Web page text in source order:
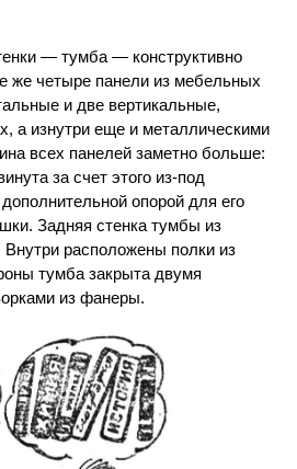
— тумба — конструктивно
же четыре панели из мебельных
и две вертикальные,
а изнутри еще и металлическими
всех панелей заметно больше:
за счет этого из-под
опорой для его
Задняя стенка тумбы из
расположены полки из
тумба закрыта двумя
из фанеры.